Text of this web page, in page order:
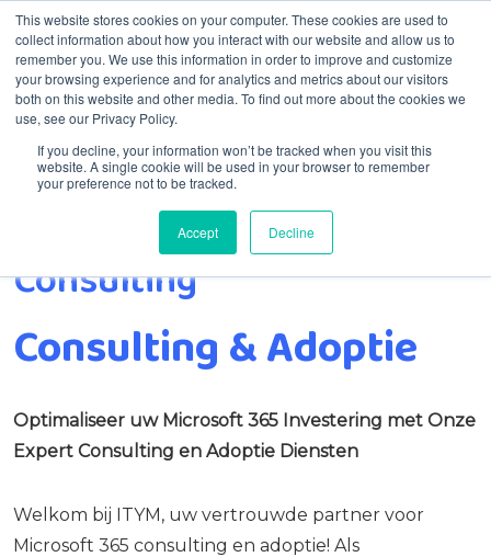
This website stores cookies on your computer. These cookies are used to
collect information about how you interact with our website and allow us to
remember you. We use this information in order to improve and customize
your browsing experience and for analytics and metrics about our visitors
both on this website and other media. To find out more about the cookies we
use, see our Privacy Policy.
If you decline, your information won’t be tracked when you visit this
website. A single cookie will be used in your browser to remember
your preference not to be tracked.
Accept Decline
Menu
Consulting
Consulting
Consulting & Adoptie
Optimaliseer uw Microsoft 365 Investering met Onze
Expert Consulting en Adoptie Diensten
Welkom bij ITYM, uw vertrouwde partner voor
Microsoft 365 consulting en adoptie! Als